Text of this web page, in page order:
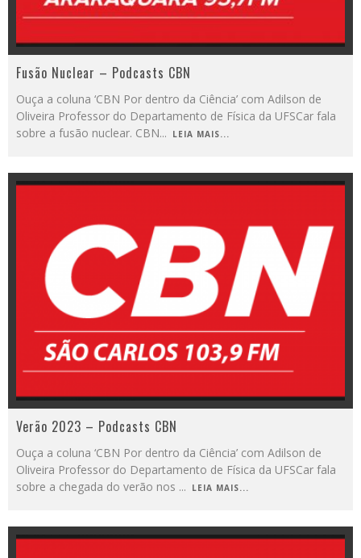
Fusão Nuclear – Podcasts CBN
Ouça a coluna ‘CBN Por dentro da Ciência’ com Adilson de
Oliveira Professor do Departamento de Física da UFSCar fala
sobre a fusão nuclear. CBN... LEIA MAIS...
Verão 2023 – Podcasts CBN
Ouça a coluna ‘CBN Por dentro da Ciência’ com Adilson de
Oliveira Professor do Departamento de Física da UFSCar fala
sobre a chegada do verão nos ... LEIA MAIS...